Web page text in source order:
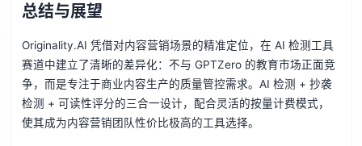
总结与展望
Originality.AI 凭借对内容营销场景的精准定位，在 AI 检测工具
赛道中建立了清晰的差异化：不与 GPTZero 的教育市场正面竞
争，而是专注于商业内容生产的质量管控需求。AI 检测 + 抄袭
检测 + 可读性评分的三合一设计，配合灵活的按量计费模式，
使其成为内容营销团队性价比极高的工具选择。